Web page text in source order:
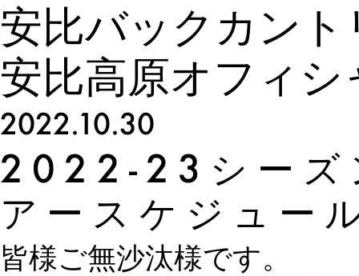
安比バックカン
安比高原オフィ
2022.10.30
2022-23シーズ
アースケジュー
皆様ご無沙汰様です。